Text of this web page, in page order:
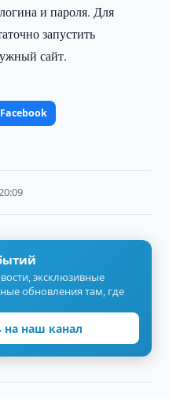
и пароля. Для
запустить
сайт.
Facebook
эксклюзивные
обновления там, где
на наш канал